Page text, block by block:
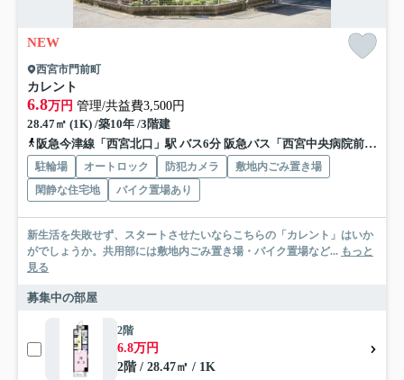
NEW
西宮市門前町
カレント
6.8万円 管理/共益費3,500円
28.47㎡ (1K) /築10年 /3階建
阪急今津線「西宮北口」駅 バス6分 阪急バス「西宮中央病院前」 停歩3分
駐輪場 オートロック 防犯カメラ
敷地内ごみ置き場
閑静な住宅地
バイク置場あり
新生活を失敗せず、スタートさせたいならこちらの「カレント」はいか
がでしょうか。共用部には敷地内ごみ置き場・バイク置場など... もっと
見る
募集中の部屋
2階
6.8万円
2階 / 28.47㎡ / 1K